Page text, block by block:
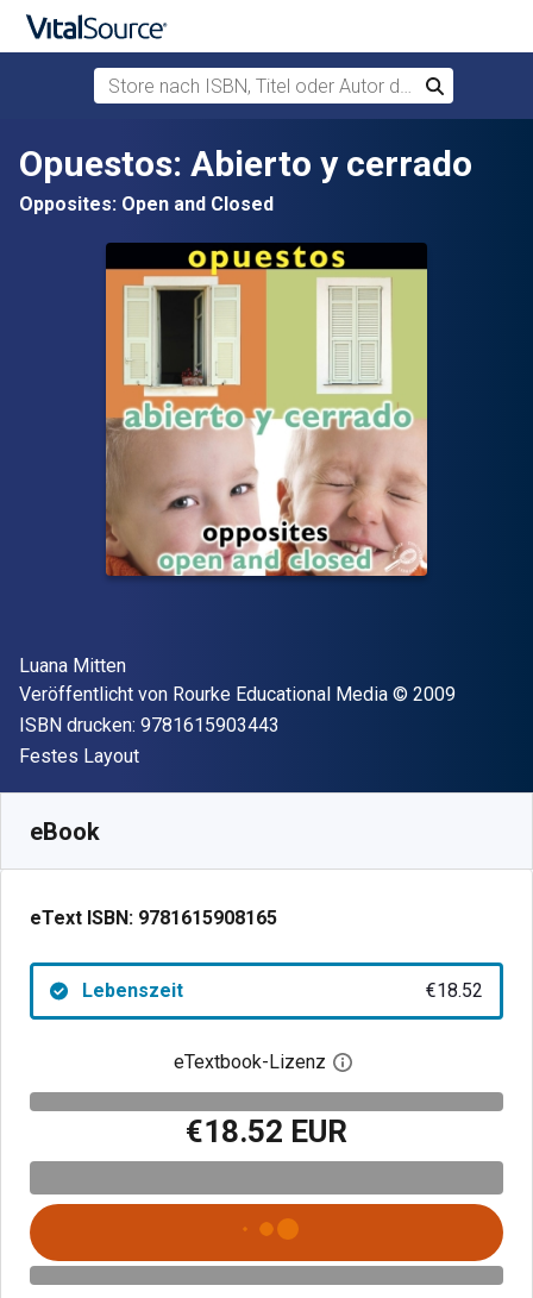
Zum Hauptinhalt springen
Store nach ISBN, Titel oder Autor durchsuchen
Suchen
Opuestos: Abierto y cerrado
Opposites: Open and Closed
Autor(en)
Luana Mitten
Verleger
Veröffentlicht von Rourke Educational Media Copyright
© 2009
ISBN drucken: 9781615903443
Format
Festes Layout
eBook
eText ISBN: 9781615908165
Lebenszeit €18.52
eTextbook-Lizenz Digitalen
€18.52 EUR